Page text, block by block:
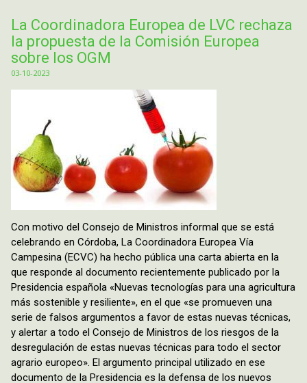
La Coordinadora Europea de LVC rechaza
la propuesta de la Comisión Europea
sobre los OGM
03-10-2023
Con motivo del Consejo de Ministros informal que se está
celebrando en Córdoba, La Coordinadora Europea Vía
Campesina (ECVC) ha hecho pública una carta abierta en la
que responde al documento recientemente publicado por la
Presidencia española «Nuevas tecnologías para una agricultura
más sostenible y resiliente», en el que «se promueven una
serie de falsos argumentos a favor de estas nuevas técnicas,
y alertar a todo el Consejo de Ministros de los riesgos de la
desregulación de estas nuevas técnicas para todo el sector
agrario europeo». El argumento principal utilizado en ese
documento de la Presidencia es la defensa de los nuevos